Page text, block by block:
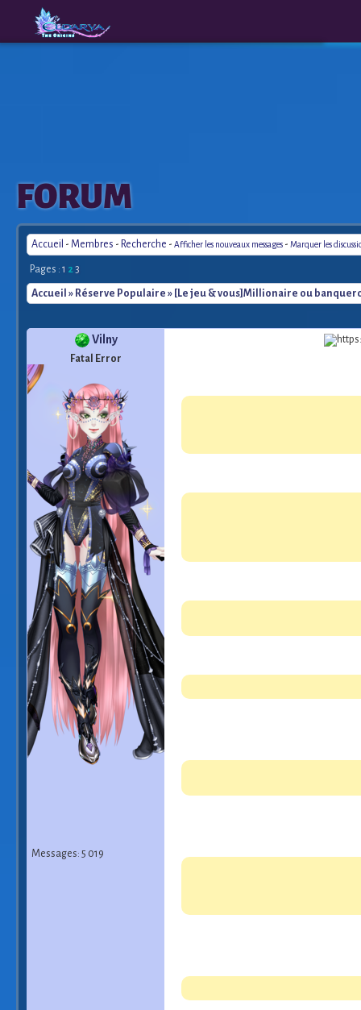
The
Origins
FORUM
Accueil - Membres - Recherche - Afficher les nouveaux messages - Marquer les
Pages : 1 23
Accueil » Réserve Populaire » [Le jeu & vous]Millionaire ou
Vilny
Fatal Error
Messages: 5 019